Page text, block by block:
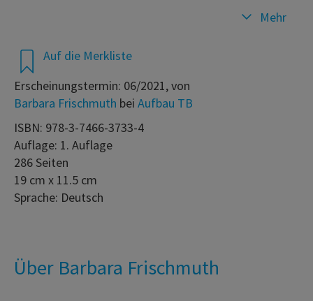
Auf die Merkliste
Erscheinungstermin: 06/2021, von
Barbara Frischmuth bei Aufbau TB
ISBN: 978-3-7466-3733-4
Auflage: 1. Auflage
286 Seiten
19 cm x 11.5 cm
Sprache: Deutsch
Mehr
Über Barbara Frischmuth